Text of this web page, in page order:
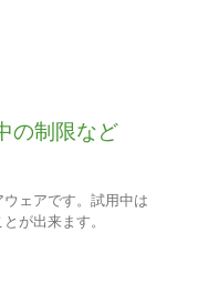
の制限など
ェアです。試用中は
が出来ます。